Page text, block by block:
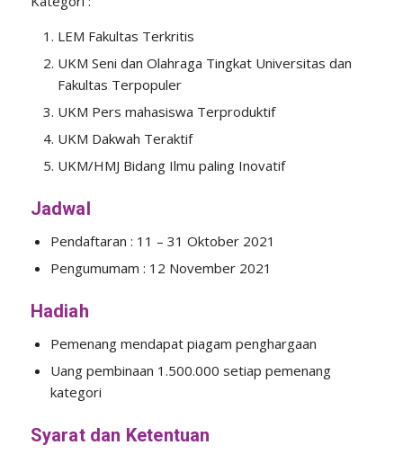
LEM Fakultas Terkritis
UKM Seni dan Olahraga Tingkat Universitas dan
Fakultas Terpopuler
UKM Pers mahasiswa Terproduktif
UKM Dakwah Teraktif
UKM/HMJ Bidang Ilmu paling Inovatif
Jadwal
Pendaftaran : 11 – 31 Oktober 2021
Pengumumam : 12 November 2021
Hadiah
Pemenang mendapat piagam penghargaan
Uang pembinaan 1.500.000 setiap pemenang
kategori
Syarat dan Ketentuan